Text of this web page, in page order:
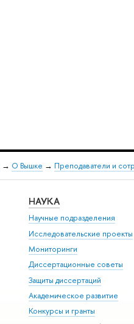
→ О Вышке → Преподаватели и
НАУКА
Научные подразделения
Исследовательские проекты
Мониторинги
Диссертационные советы
Защиты диссертаций
Академическое развитие
Конкурсы и гранты